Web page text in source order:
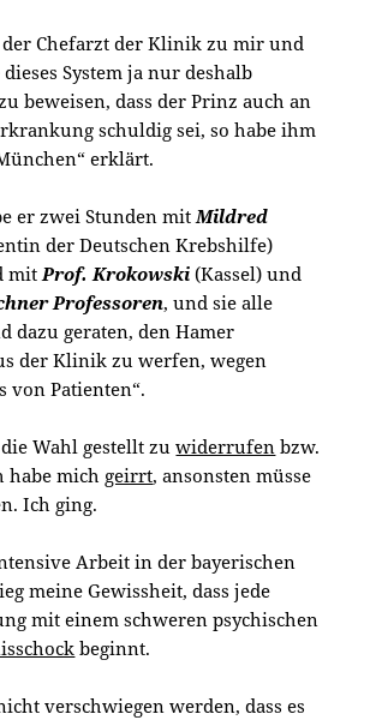
Chefarzt der Klinik zu mir und
System ja nur deshalb
beweisen, dass der Prinz auch an
schuldig sei, so habe ihm
erklärt.
er zwei Stunden mitMildred
der Deutschen Krebshilfe)
mitProf. Krokowski (Kassel) und
Professoren, und sie alle
dazu geraten, den Hamer
der Klinik zu werfen, wegen
von Patienten“.
Wahl gestellt zuwiderrufen bzw.
habe mich geirrt, ansonsten müsse
Ich ging.
Arbeit in der bayerischen
meine Gewissheit, dass jede
mit einem schweren psychischen
beginnt.
verschwiegen werden, dass es